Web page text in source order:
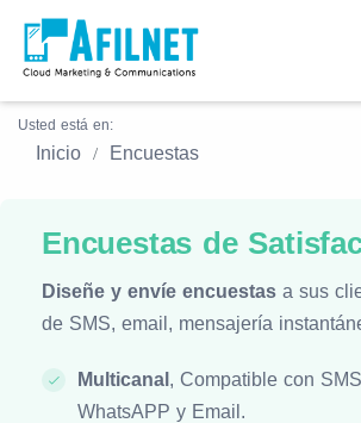
Usted está en:
Inicio Encuestas
Encuestas de
Diseñe y envíe encuestas a sus
de SMS, email, mensajería
Multicanal , Compatible con
WhatsAPP y Email.